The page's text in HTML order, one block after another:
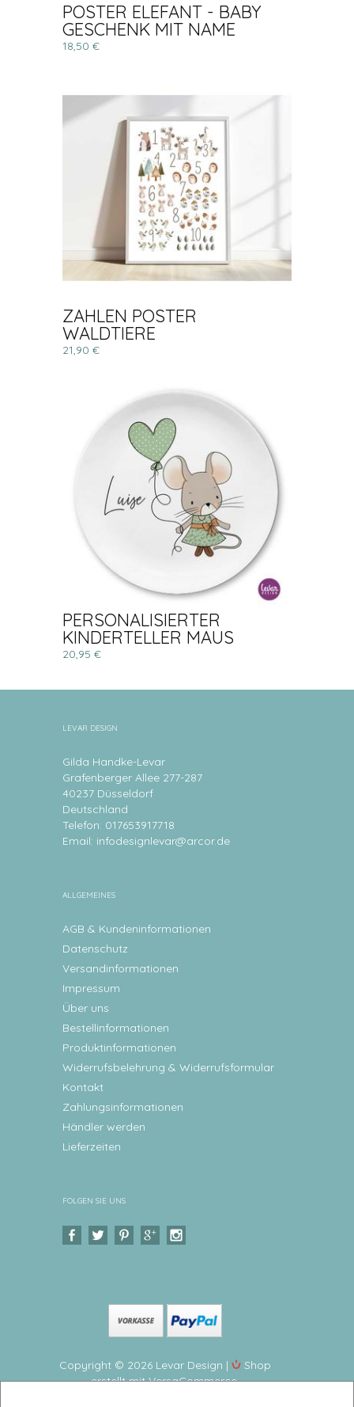
POSTER ELEFANT - BABY
GESCHENK MIT NAME
18,50 €
ZAHLEN POSTER
WALDTIERE
21,90 €
PERSONALISIERTER
KINDERTELLER MAUS
20,95 €
LEVAR DESIGN
Gilda Handke-Levar
Grafenberger Allee 277-287
40237 Düsseldorf
Deutschland
Telefon: 017653917718
Email: infodesignlevar@arcor.de
ALLGEMEINES
AGB & Kundeninformationen
Datenschutz
Versandinformationen
Impressum
Über uns
Bestellinformationen
Produktinformationen
Widerrufsbelehrung & Widerrufsformular
Kontakt
Zahlungsinformationen
Händler werden
Lieferzeiten
FOLGEN SIE UNS
Copyright © 2026 Levar Design |
Shop
erstellt mit VersaCommerce.